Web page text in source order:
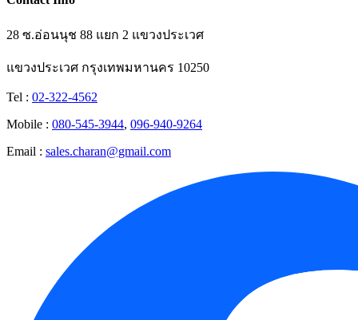
28 ซ.อ่อนนุช 88 แยก 2 แขวงประเวศ
แขวงประเวศ กรุงเทพมหานคร 10250
Tel : 02-322-4562
Mobile : 080-545-3944, 096-940-9264
Email : sales.charan@gmail.com